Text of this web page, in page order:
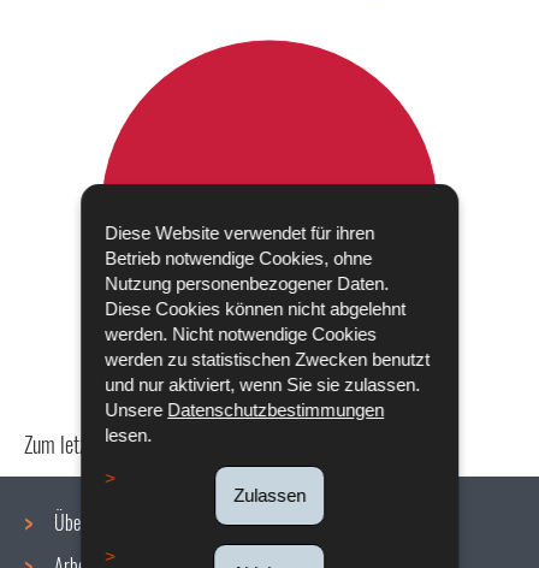
Diese Website verwendet für ihren
Betrieb notwendige Cookies, ohne
Nutzung personenbezogener Daten.
Diese Cookies können nicht abgelehnt
werden. Nicht notwendige Cookies
werden zu statistischen Zwecken benutzt
und nur aktiviert, wenn Sie sie zulassen.
Unsere Datenschutzbestimmungen
lesen.
Zulassen
Zum letzten Mal aktualisiert am
Über uns